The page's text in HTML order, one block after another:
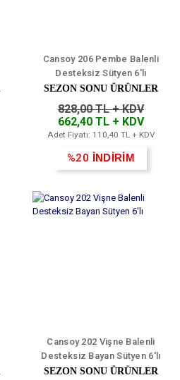
Cansoy 206 Pembe Balenli
Desteksiz Sütyen 6'lı
SEZON SONU ÜRÜNLER
828,00 TL + KDV
662,40 TL + KDV
Adet Fiyatı: 110,40 TL + KDV
%20 İNDİRİM
Cansoy 202 Vişne Balenli
Desteksiz Bayan Sütyen 6'lı
SEZON SONU ÜRÜNLER